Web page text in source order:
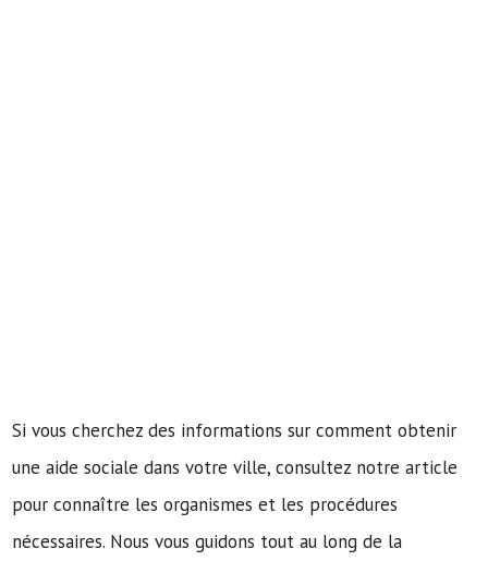
Si vous cherchez des informations sur comment obtenir
une aide sociale dans votre ville, consultez notre article
pour connaître les organismes et les procédures
nécessaires. Nous vous guidons tout au long de la